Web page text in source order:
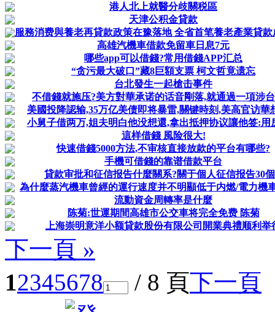
港人北上就醫分歧關税區
天津公积金貸款
服務消费與養老再貸款政策在豫落地 全省首笔養老產業貸
高雄汽機車借款免留車日息7元
哪些app可以借錢?常用借錢APP汇总
“贪污最大破口”藏8巨額支票 柯文哲竟遗忘
台北發生一起槍击事件
不借錢就施压?美方對華承诺的话音剛落,就通過一項涉
美國投降認输,35万亿美债即将暴雷,關键時刻,美高官访華
小舅子借两万,姐夫明白他没想還,拿出抵押协议讓他签:用
這样借錢 風险很大!
快速借錢5000方法,不审核直接放款的平台有哪些?
手機可借錢的靠谱借款平台
貸款审批和征信报告什麼關系?關于個人征信报告30
為什麼蒸汽機車曾經的運行速度并不明顯低于内燃/電力機
流動資金周轉率是什麼
陈菊:世運期間高雄市公交車将完全免费 陈菊
上海崇明意洋小额貸款股份有限公司開業典禮顺利举
下一頁 »
12345678 / 8 頁下一頁